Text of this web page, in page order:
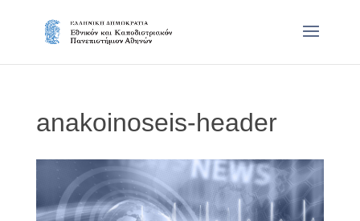
anakoinoseis-header